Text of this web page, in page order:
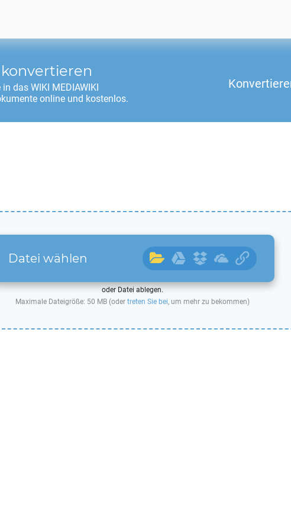
konvertieren
in das WIKI MEDIAWIKI
online und kostenlos.
Datei wählen
oder Datei ablegen.
Maximale Dateigröße: 50 MB (oder treten Sie bei, um mehr zu bekommen)